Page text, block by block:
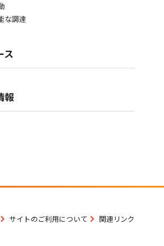
な調達
ス
報
サイトのご利用について 関連リンク